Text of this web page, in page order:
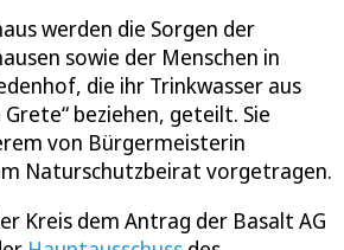
werden die Sorgen der
sowie der Menschen in
die ihr Trinkwasser aus
beziehen, geteilt. Sie
von Bürgermeisterin
Naturschutzbeirat vorgetragen.
Kreis dem Antrag der Basalt AG